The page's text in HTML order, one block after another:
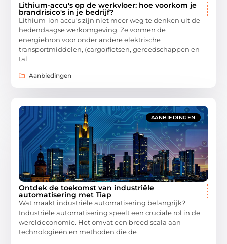
Lithium-accu's op de werkvloer: hoe voorkom je
brandrisico's in je bedrijf?
Lithium-ion accu’s zijn niet meer weg te denken uit de
hedendaagse werkomgeving. Ze vormen de
energiebron voor onder andere elektrische
transportmiddelen, (cargo)fietsen, gereedschappen en
tal
Aanbiedingen
AANBIEDINGEN
Ontdek de toekomst van industriële
automatisering met Tiap
Wat maakt industriële automatisering belangrijk?
Industriële automatisering speelt een cruciale rol in de
wereldeconomie. Het omvat een breed scala aan
technologieën en methoden die de